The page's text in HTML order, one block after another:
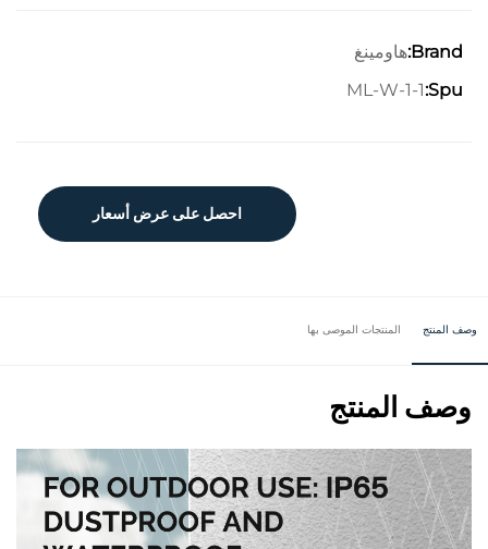
Brand:هاومينغ
Spu:
ML-W-1-1
احصل على عرض أسعار
وصف المنتج المنتجات الموصى بها
وصف المنتج